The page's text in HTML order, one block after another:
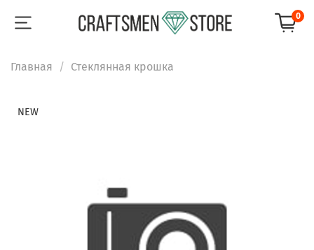
0
Главная Стеклянная крошка
NEW